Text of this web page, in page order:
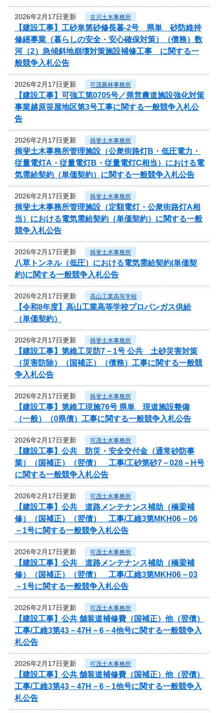
2026年2月17日更新 古川土木事務所
【建設工事】工砂単第砂修長暮-2号 県単 砂防維持
修繕事業（暮らしの安全・安心確保対策）（債務）数
河（2）急傾斜地崩壊対策施設補修工事 に関する一
般競争入札公告
2026年2月17日更新 可茂農林事務所
【建設工事】可強工第0705号／県営農道施設強化対策
事業越原笹屋地区第3号工事に関する一般競争入札公
告
2026年2月17日更新 揖斐土木事務所
揖斐土木事務所管理施設（公衆街路灯B・低圧電力・
従量電灯A・従量電灯B・従量電灯C相当）における電
気需給契約（単価契約）に関する一般競争入札公告
2026年2月17日更新 揖斐土木事務所
揖斐土木事務所管理施設（定額電灯・公衆街路灯A相
当）における電気需給契約（単価契約）に関する一般
競争入札公告
2026年2月17日更新 揖斐土木事務所
八草トンネル（低圧）における電気需給契約(単価契
約)に関する一般競争入札公告
2026年2月17日更新 高山工業高等学校
【令和8年度】高山工業高等学校プロパンガス供給
（単価契約）
2026年2月17日更新 揖斐土木事務所
【建設工事】第維工災防7－1号 公共 土砂災害対策
（災害防除）（国補正）（債務）工事に関する一般競
争入札公告
2026年2月17日更新 揖斐土木事務所
【建設工事】第維工現施76号 県単 現道施設整備
（一般）（0県債）工事に関する一般競争入札公告
2026年2月17日更新 可茂土木事務所
【建設工事】公共 防災・安全交付金（通常砂防事
業）（国補正）（翌債） 工事/工砂第砂7－028－H号
に関する一般競争入札公告
2026年2月17日更新 可茂土木事務所
【建設工事】公共 道路メンテナンス補助（橋梁補
修）（国補正）（翌債） 工事/工維3第MKH06－06
－1号に関する一般競争入札公告
2026年2月17日更新 可茂土木事務所
【建設工事】公共 道路メンテナンス補助（橋梁補
修）（国補正）（翌債） 工事/工維3第MKH06－03
－1号に関する一般競争入札公告
2026年2月17日更新 可茂土木事務所
【建設工事】公共 舗装道補修費（国補正）他（翌債）
工事/工維3第43－47H－6－4他号に関する一般競争入
札公告
2026年2月17日更新 可茂土木事務所
【建設工事】公共 舗装道補修費（国補正）他（翌債）
工事/工維3第43－47H－6－1他号に関する一般競争入
札公告